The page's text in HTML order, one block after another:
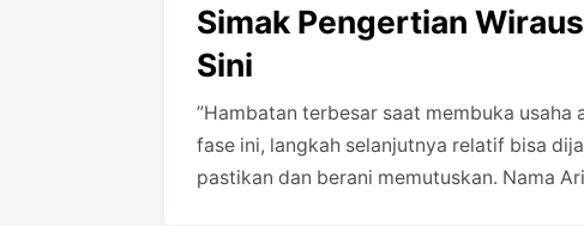
Simak Pengertian
Sini
”‎‎Hambatan terbesar saat membuka usaha
fase ini, langkah selanjutnya relatif bisa
pastikan dan berani memutuskan. Nama